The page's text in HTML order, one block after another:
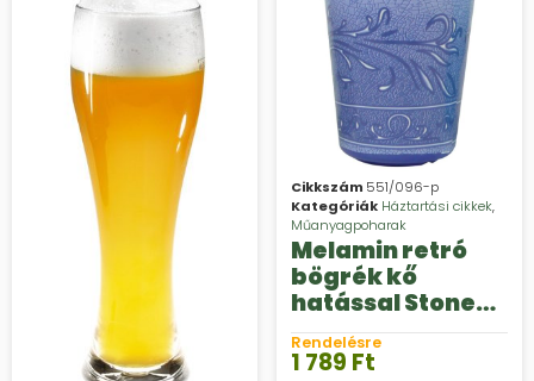
Cikkszám 551/096-p
Kategóriák Háztartási cikkek,
Műanyagpoharak
Melamin retró
bögrék kő
hatással Stone
Line
Rendelésre
1 789 Ft